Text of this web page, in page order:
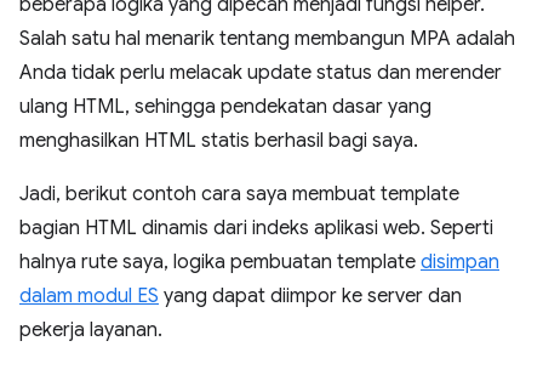
Salah satu hal menarik tentang membangun MPA adalah
Anda tidak perlu melacak update status dan merender
ulang HTML, sehingga pendekatan dasar yang
menghasilkan HTML statis berhasil bagi saya.
Jadi, berikut contoh cara saya membuat template
bagian HTML dinamis dari indeks aplikasi web. Seperti
halnya rute saya, logika pembuatan template disimpan
dalam modul ES yang dapat diimpor ke server dan
pekerja layanan.